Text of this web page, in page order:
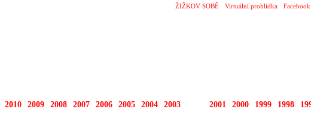
ŽIŽKOV SOBĚ Virtuální prohlídka Facebook
2010 2009 2008 2007 2006 2005 2004 2003 2001 2000 1999 1998